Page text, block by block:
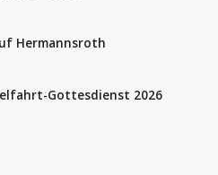
Hermannsroth
Gottesdienst 2026